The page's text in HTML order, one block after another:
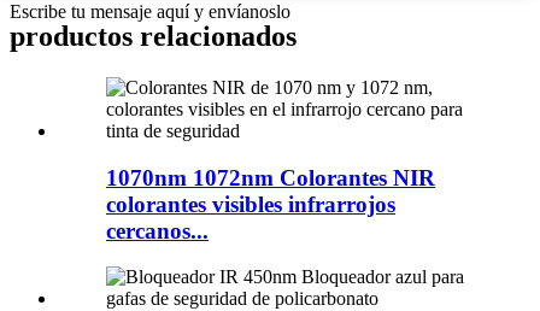
Escribe tu mensaje aquí y envíanoslo
productos relacionados
1070nm 1072nm Colorantes NIR
colorantes visibles infrarrojos
cercanos...